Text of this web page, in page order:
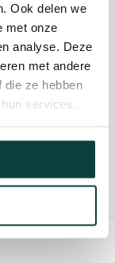
Ook delen we
met onze
analyse. Deze
met andere
die ze hebben
services.
ons op voor